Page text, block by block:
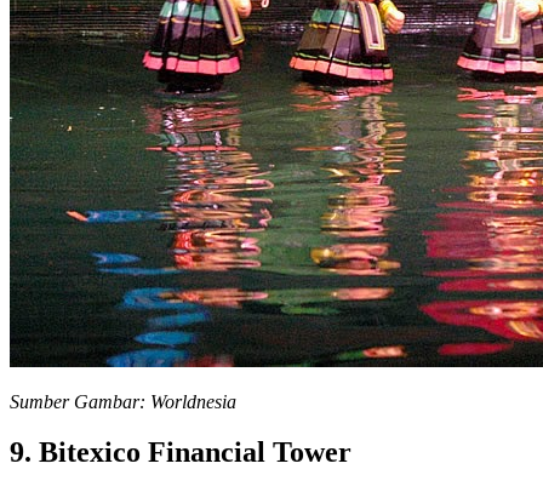
Sumber Gambar: Worldnesia
9. Bitexico Financial Tower